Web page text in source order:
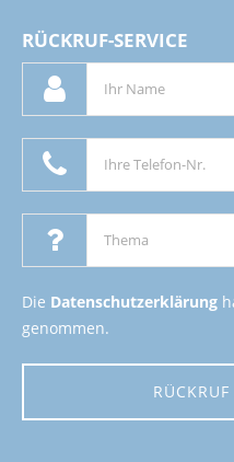
RÜCKRUF-SERVICE
Die Datenschutzerklärung
genommen.